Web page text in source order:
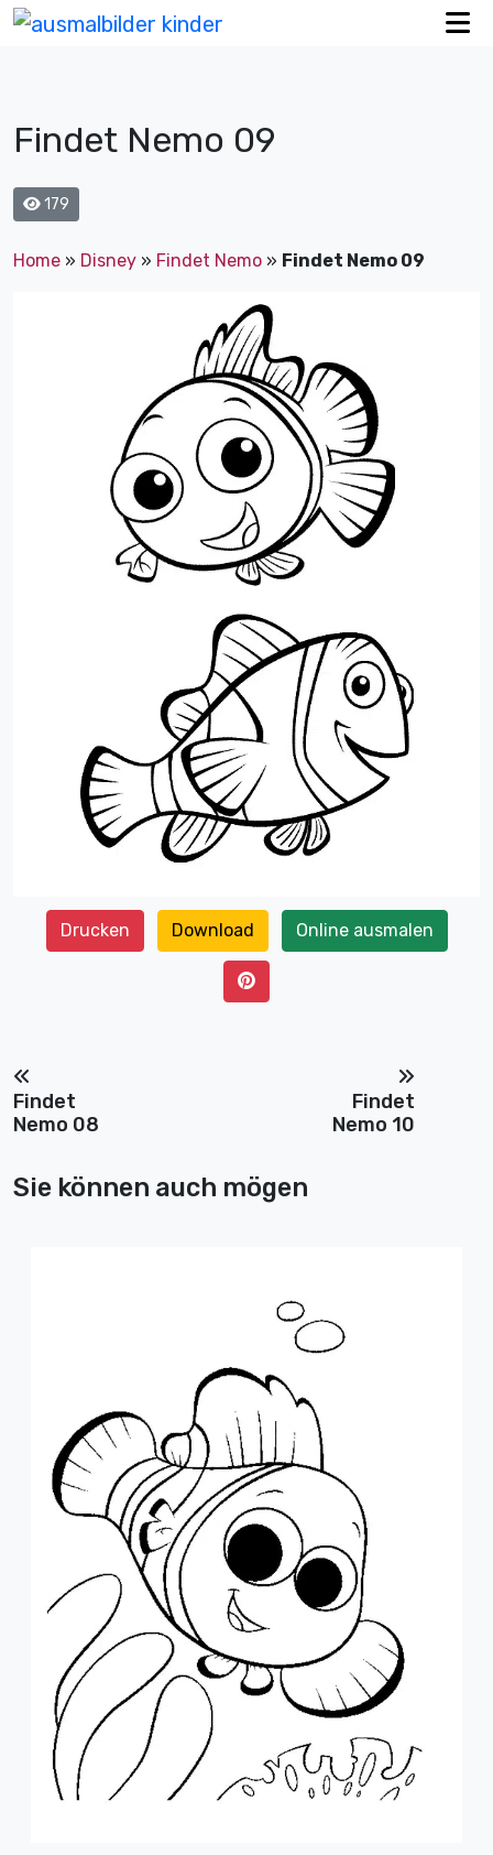
Findet Nemo 09
179
Home » Disney » Findet Nemo » Findet Nemo 09
Drucken Download Online ausmalen
Findet
Nemo 08
Findet
Nemo 10
Sie können auch mögen